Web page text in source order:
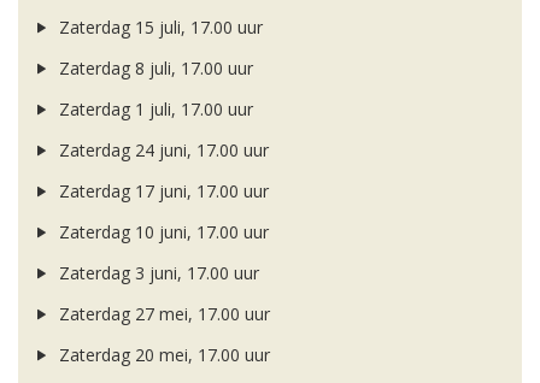
Zaterdag 15 juli, 17.00 uur
Zaterdag 8 juli, 17.00 uur
Zaterdag 1 juli, 17.00 uur
Zaterdag 24 juni, 17.00 uur
Zaterdag 17 juni, 17.00 uur
Zaterdag 10 juni, 17.00 uur
Zaterdag 3 juni, 17.00 uur
Zaterdag 27 mei, 17.00 uur
Zaterdag 20 mei, 17.00 uur